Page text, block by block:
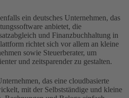
ein deutsches Unternehmen, das
anbietet, die
und Finanzbuchhaltung in
richtet sich vor allem an kleine
sowie Steuerberater, um
und zeitsparender zu gestalten.
das eine cloudbasierte
mit der Selbstständige und kleine